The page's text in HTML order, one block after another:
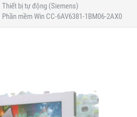
Thiết bị tự động (Siemens)
Phần mềm Win CC-6AV6381-1BM06-2AX0